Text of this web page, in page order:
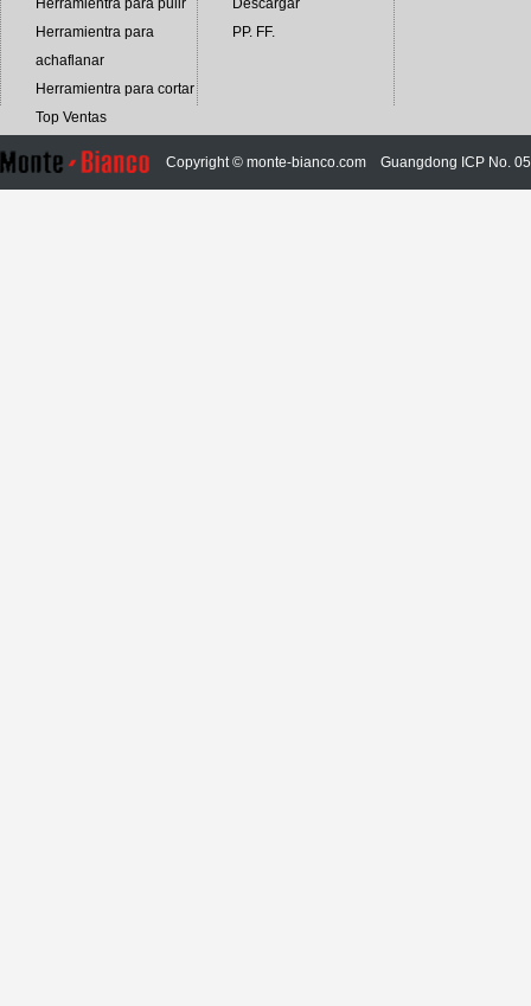
Herramientra para pulir
Herramientra para
achaflanar
Herramientra para cortar
Top Ventas
Descargar
PP. FF.
Copyright © monte-bianco.com Guangdong ICP No.